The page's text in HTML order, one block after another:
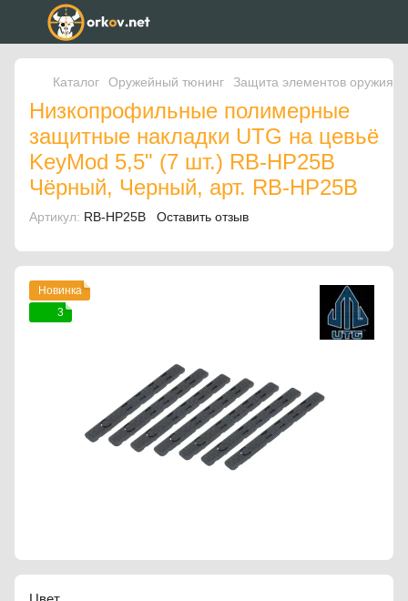
Каталог Оружейный тюнинг Защита элементов оружия
Низкопрофильные полимерные
защитные накладки UTG на цевьё
KeyMod 5,5" (7 шт.) RB-HP25B
Чёрный, Черный, арт. RB-HP25B
Артикул: RB-HP25B Оставить отзыв
Новинка
3